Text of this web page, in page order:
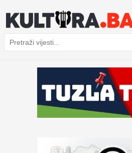
Pretraga